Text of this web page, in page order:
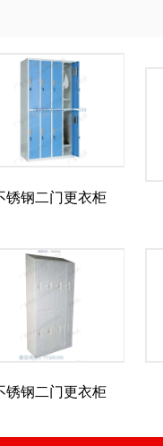
锈钢二门更衣柜
锈钢二门更衣柜